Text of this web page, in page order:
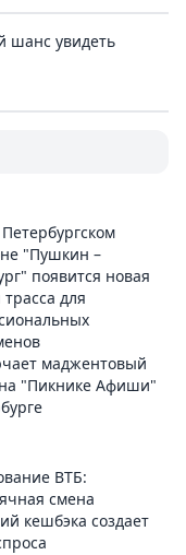
шанс увидеть
"Пушкин –
появится новая
трасса для
маджентовый
"Пикнике Афиши"
ВТБ:
смена
кешбэка создает